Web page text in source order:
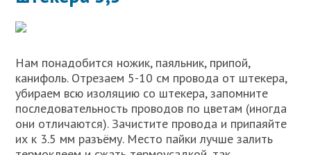
Нам понадобится ножик, паяльник, припой,
канифоль. Отрезаем 5-10 см провода от штекера,
убираем всю изоляцию со штекера, запомните
последовательность проводов по цветам (иногда
они отличаются). Зачистите провода и припаяйте
их к 3.5 мм разъёму. Место пайки лучше залить